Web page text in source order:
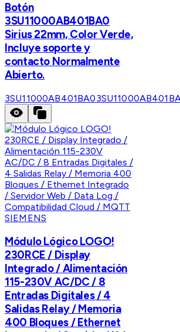
Botón
3SU11000AB401BA0
Sirius 22mm, Color Verde,
Incluye soporte y
contacto Normalmente
Abierto.
3SU11000AB401BA0
SIEMENS
Módulo Lógico LOGO!
230RCE / Display
Integrado / Alimentación
115-230V AC/DC / 8
Entradas Digitales / 4
Salidas Relay / Memoria
400 Bloques / Ethernet